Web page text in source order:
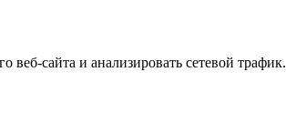
сайта и анализировать сетевой трафик.